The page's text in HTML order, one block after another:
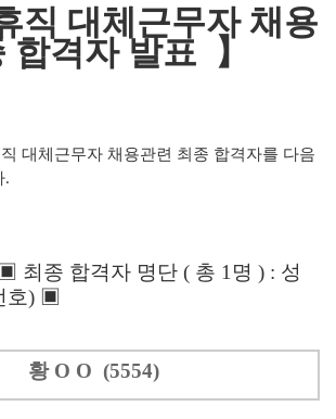
직 대체근무자 채용
합격자 발표 】
대체근무자 채용관련 최종 합격자를 다음
.
자 명단 ( 총 1명 ) : 성
호) ▣
황 O O (5554)